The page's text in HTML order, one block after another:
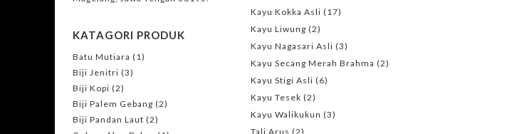
KATAGORI PRODUK
Batu Mutiara (1)
Biji Jenitri (3)
Biji Kopi (2)
Biji Palem Gebang (2)
Biji Pandan Laut (2)
Kayu Kokka Asli (17)
Kayu Liwung (2)
Kayu Nagasari Asli (3)
Kayu Secang Merah Brahma (2)
Kayu Stigi Asli (6)
Kayu Tesek (2)
Kayu Walikukun (3)
Tali Arus (2)